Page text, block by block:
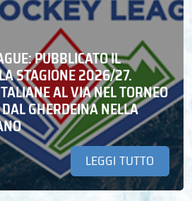
PUBBLICATO IL
STAGIONE 2026/27.
AL VIA NEL TORNEO
GHERDEINA NELLA
LEGGI TUTTO